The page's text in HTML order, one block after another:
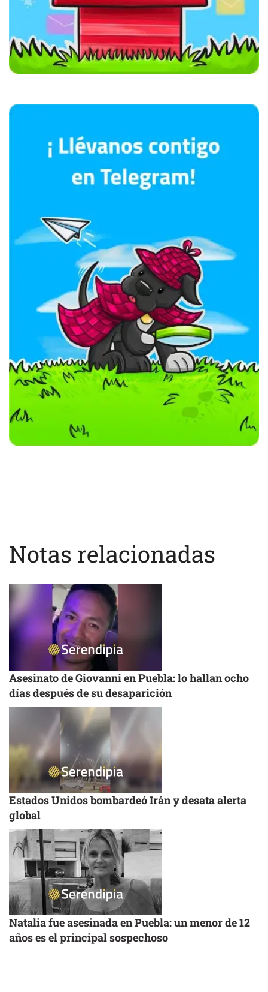
Notas relacionadas
Asesinato de Giovanni en Puebla: lo hallan ocho
días después de su desaparición
Estados Unidos bombardeó Irán y desata alerta
global
Natalia fue asesinada en Puebla: un menor de 12
años es el principal sospechoso